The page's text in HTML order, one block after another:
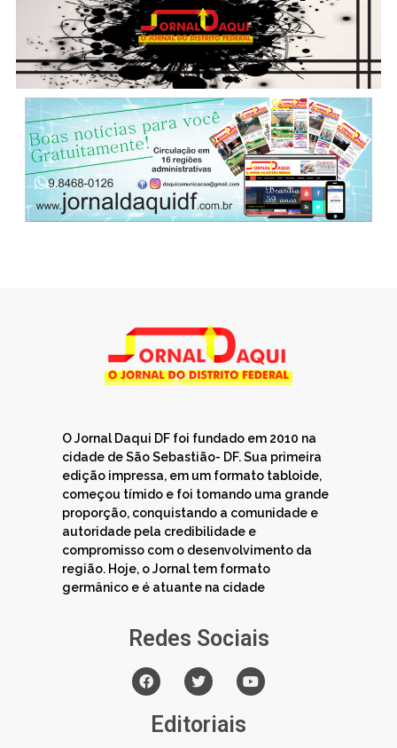
O Jornal Daqui DF foi fundado em 2010 na
cidade de São Sebastião- DF. Sua primeira
edição impressa, em um formato tabloide,
começou tímido e foi tomando uma grande
proporção, conquistando a comunidade e
autoridade pela credibilidade e
compromisso com o desenvolvimento da
região. Hoje, o Jornal tem formato
germânico e é atuante na cidade
Redes Sociais
Editoriais